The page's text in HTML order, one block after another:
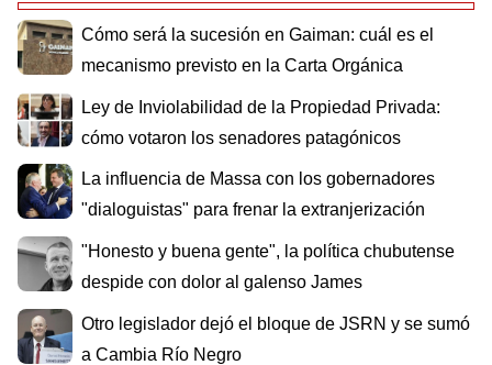
Cómo será la sucesión en Gaiman: cuál es el
mecanismo previsto en la Carta Orgánica
Ley de Inviolabilidad de la Propiedad Privada:
cómo votaron los senadores patagónicos
La influencia de Massa con los gobernadores
"dialoguistas" para frenar la extranjerización
"Honesto y buena gente", la política chubutense
despide con dolor al galenso James
Otro legislador dejó el bloque de JSRN y se sumó
a Cambia Río Negro